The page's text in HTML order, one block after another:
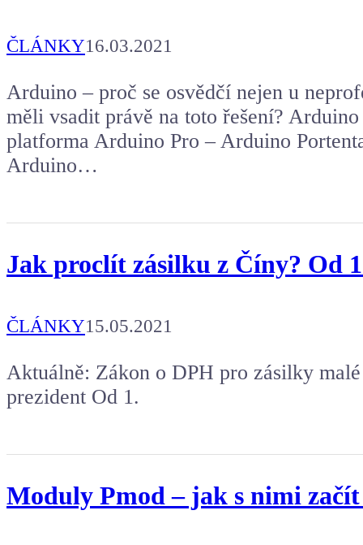
ČLÁNKY16.03.2021
Arduino – proč se osvědčí nejen u
měli vsadit právě na toto řešení?
platforma Arduino Pro – Arduino
Arduino…
Jak proclít zásilku z Číny? Od
ČLÁNKY15.05.2021
Aktuálně: Zákon o DPH pro zásilky
prezident Od 1.
Moduly Pmod – jak s nimi